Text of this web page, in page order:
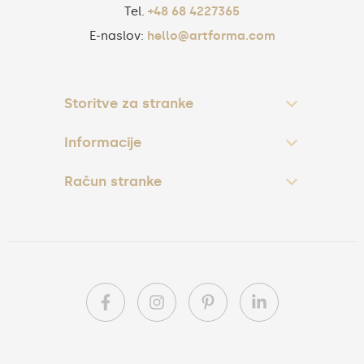
Tel. +48 68 4227365
E-naslov: hello@artforma.com
Storitve za stranke
Informacije
Račun stranke